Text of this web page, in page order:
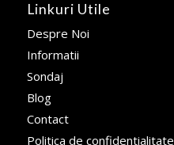
Linkuri Utile
Despre Noi
Informatii
Sondaj
Blog
Contact
Politica de confidentialitate